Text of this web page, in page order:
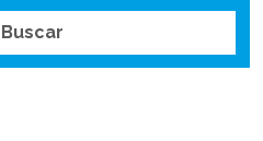
Buscar